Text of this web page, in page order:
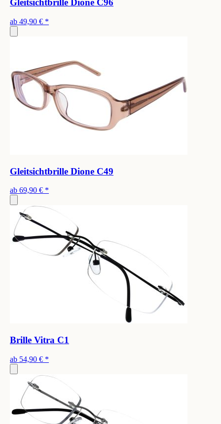
Gleitsichtbrille Dione C96
ab 49,90 € *
Gleitsichtbrille Dione C49
ab 69,90 € *
Brille Vitra C1
ab 54,90 € *